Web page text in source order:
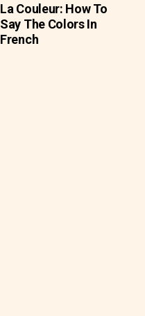
La Couleur: How To
Say The Colors In
French